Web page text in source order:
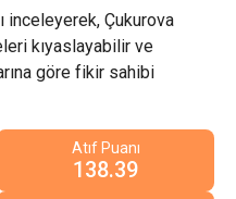
inceleyerek, Çukurova
kıyaslayabilir ve
göre fikir sahibi
Atıf Puanı
138.39